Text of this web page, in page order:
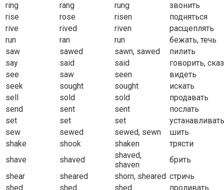
ring
rang rung
звонить
rise
rose risen
подняться
rive
rived riven
расщеплять
run
ran run
бежать, течь
saw
sawed sawn, sawed
пилить
say
said said
говорить,
see
saw seen
видеть
seek
sought sought
искать
sell
sold sold
продавать
send
sent sent
послать
set
set set
устанавливать
sew
sewed sewed, sewn
шить
shake
shook shaken
трясти
shave
shaved
shaved,
shaven
брить
shear
sheared shorn, sheared стричь
shed
shed shed проливать